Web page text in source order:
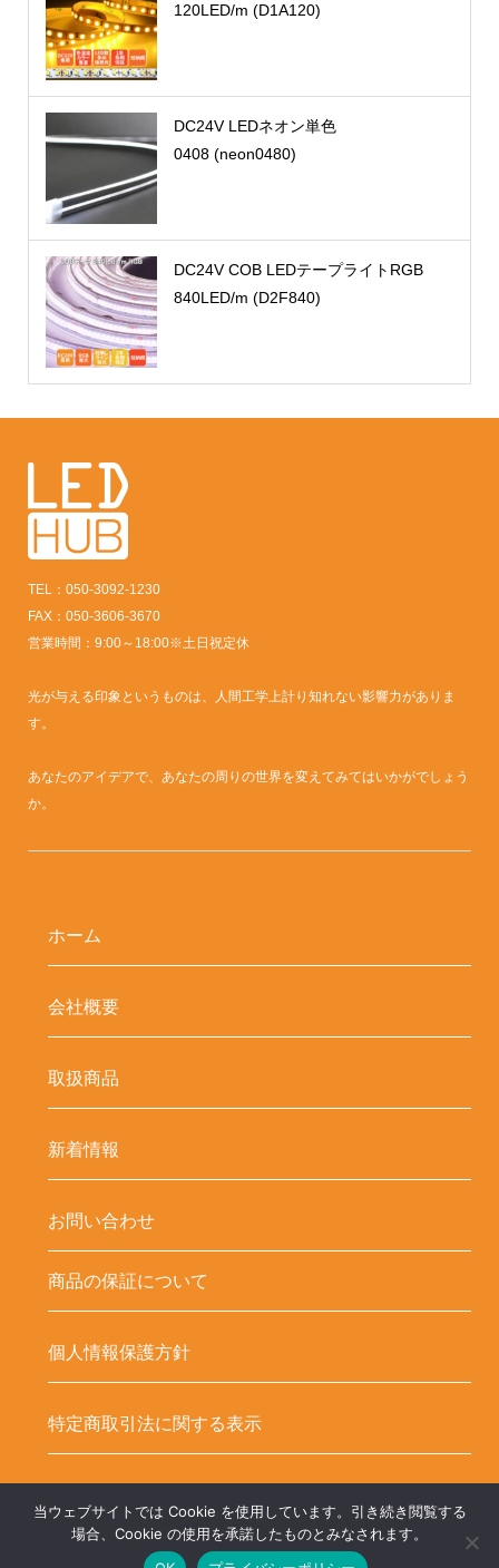
120LED/m (D1A120)
DC24V LEDネオン単色
0408 (neon0480)
DC24V COB LEDテープライトRGB
840LED/m (D2F840)
TEL：050-3092-1230
FAX：050-3606-3670
営業時間：9:00～18:00※土日祝定休
光が与える印象というものは、人間工学上計り知れない影響力がありま
す。
あなたのアイデアで、あなたの周りの世界を変えてみてはいかがでしょう
か。
ホーム
会社概要
取扱商品
新着情報
お問い合わせ
商品の保証について
個人情報保護方針
特定商取引法に関する表示
Copyright © LED-HUBオンラインショップ – LEDテープ関連商品. All
当ウェブサイトでは Cookie を使用しています。引き続き閲覧する
場合、Cookie の使用を承諾したものとみなされます。